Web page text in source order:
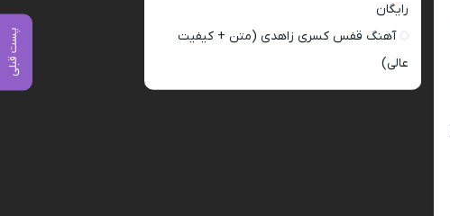
پست قبلی
رایگان
آهنگ قفس کسری زاهدی (متن + کیفیت
عالی)